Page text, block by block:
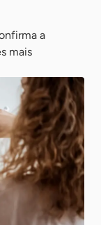
a
mais